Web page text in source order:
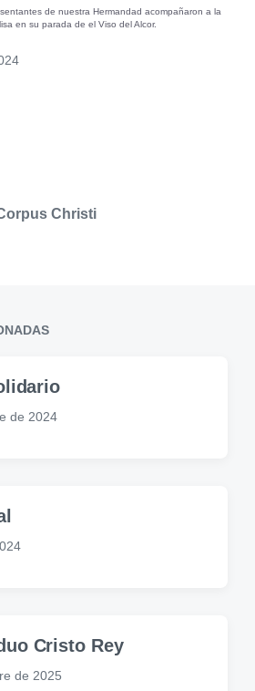
de nuestra Hermandad acompañaron a la
en su parada de el Viso del Alcor.
Christi
de 2024
Cristo Rey
de 2025